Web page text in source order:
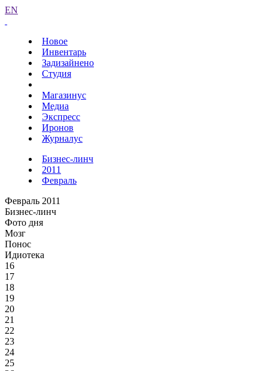
EN
Новое
Инвентарь
Задизайнено
Студия
Магазинус
Медиа
Экспресс
Иронов
Журналус
Бизнес-линч
2011
Февраль
Февраль 2011
Бизнес-линч
Фото дня
Мозг
Понос
Идиотека
16
17
18
19
20
21
22
23
24
25